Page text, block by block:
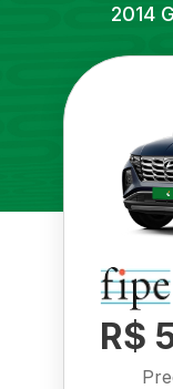
2014
R$